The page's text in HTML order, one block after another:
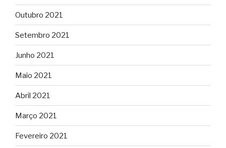
Outubro 2021
Setembro 2021
Junho 2021
Maio 2021
Abril 2021
Março 2021
Fevereiro 2021